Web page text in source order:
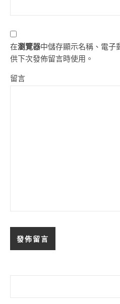
在瀏覽器中儲存顯示名稱、電子
供下次發佈留言時使用。
留言